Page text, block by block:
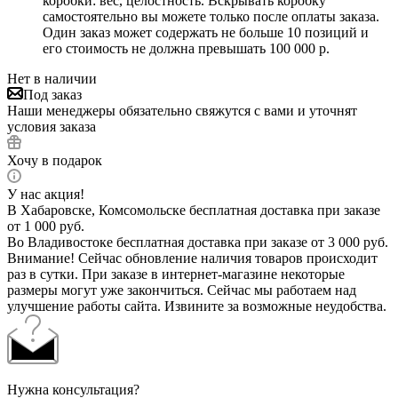
самостоятельно вы можете только после оплаты заказа.
Один заказ может содержать не больше 10 позиций и
его стоимость не должна превышать 100 000 р.
Нет в наличии
Под заказ
Наши менеджеры обязательно свяжутся с вами и уточнят
условия заказа
Хочу в подарок
У нас акция!
В Хабаровске, Комсомольске бесплатная доставка при заказе
от 1 000 руб.
Во Владивостоке бесплатная доставка при заказе от 3 000 руб.
Внимание! Сейчас обновление наличия товаров происходит
раз в сутки. При заказе в интернет-магазине некоторые
размеры могут уже закончиться. Сейчас мы работаем над
улучшение работы сайта. Извините за возможные неудобства.
Нужна консультация?